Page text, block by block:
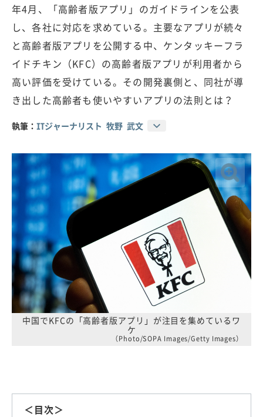
年4月、「高齢者版アプリ」のガイドラインを公表
し、各社に対応を求めている。主要なアプリが続々
と高齢者版アプリを公開する中、ケンタッキーフラ
イドチキン（KFC）の高齢者版アプリが利用者から
高い評価を受けている。その開発裏側と、同社が導
き出した高齢者も使いやすいアプリの法則とは？
執筆： ITジャーナリスト 牧野 武文
中国でKFCの「高齢者版アプリ」が注目を集めているワ
ケ
（Photo/SOPA Images/Getty Images）
＜目次＞